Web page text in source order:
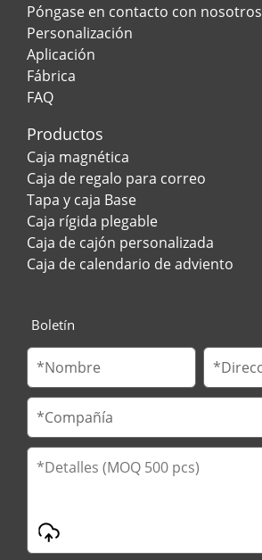
Póngase en contacto con nosotros
Personalización
Aplicación
Fábrica
FAQ
Productos
Caja magnética
Caja de regalo para correo
Tapa y caja Base
Caja rígida plegable
Caja de cajón personalizada
Caja de calendario de adviento
Boletín